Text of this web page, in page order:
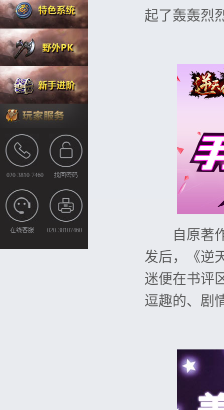
020-3810-7460 找回密码
在线客服 020-38107460
起了轰轰烈
自原著作
发后，《逆
迷便在书评
逗趣的、剧